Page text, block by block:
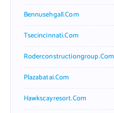
Bennusehgall.com
Tsecincinnati.com
Roderconstructiongroup.com
Plazabatai.com
Hawkscayresort.com